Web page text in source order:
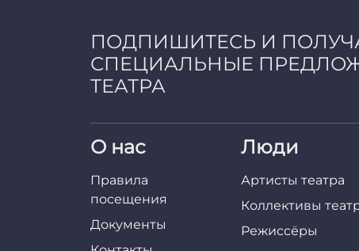
ПОДПИШИТЕСЬ И
СПЕЦИАЛЬНЫЕ
ТЕАТРА
О нас
Правила
посещения
Документы
Люди
Артисты театра
Коллективы
Режиссёры